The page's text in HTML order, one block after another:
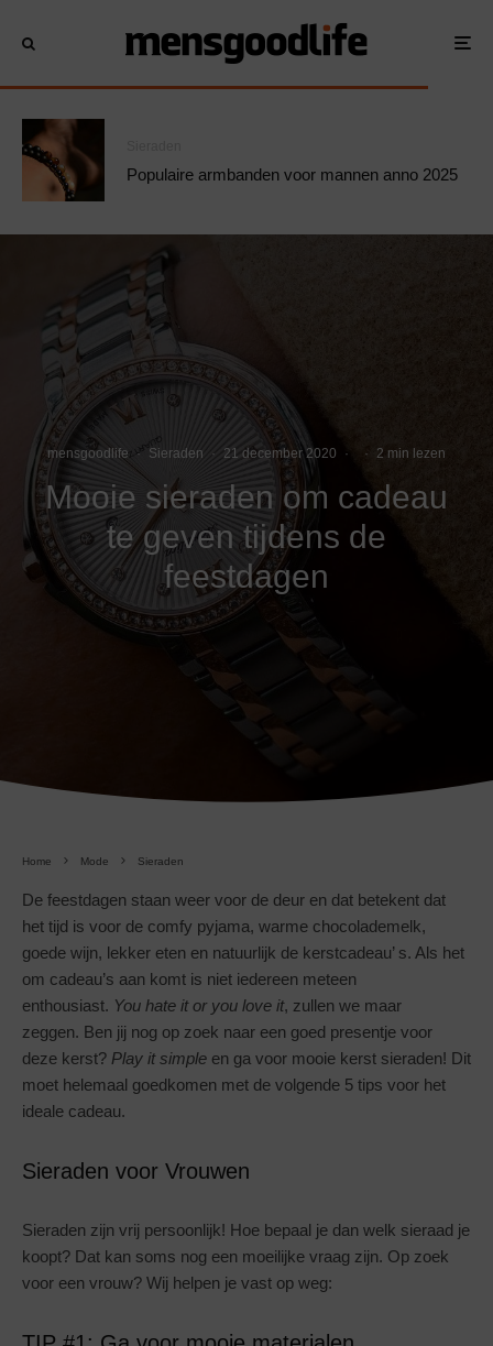
Populaire armbanden voor mannen anno 2025
mensgoodlife · Sieraden · 21 december 2020 · · 2 min lezen
Mooie sieraden om cadeau
te geven tijdens de
feestdagen
Home Mode Sieraden
De feestdagen staan weer voor de deur en dat betekent dat
het tijd is voor de comfy pyjama, warme chocolademelk,
goede wijn, lekker eten en natuurlijk de kerstcadeau’ s. Als het
om cadeau’s aan komt is niet iedereen meteen
enthousiast. You hate it or you love it, zullen we maar
zeggen. Ben jij nog op zoek naar een goed presentje voor
deze kerst? Play it simple en ga voor mooie kerst sieraden! Dit
moet helemaal goedkomen met de volgende 5 tips voor het
ideale cadeau.
Sieraden voor Vrouwen
Sieraden zijn vrij persoonlijk! Hoe bepaal je dan welk sieraad je
koopt? Dat kan soms nog een moeilijke vraag zijn. Op zoek
voor een vrouw? Wij helpen je vast op weg: